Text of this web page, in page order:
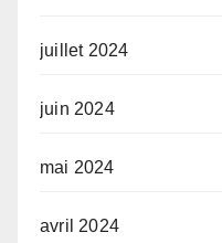
juillet 2024
juin 2024
mai 2024
avril 2024